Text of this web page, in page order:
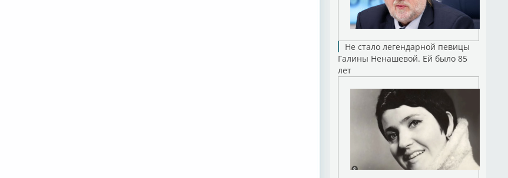
Не стало легендарной певицы
Галины Ненашевой. Ей было 85
лет